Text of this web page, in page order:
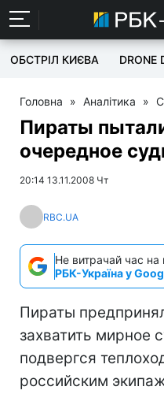
ОБСТРІЛ КИЄВА DRONE
Головна » Аналітика »
Пираты
очередное
20:14 13.11.2008 Чт
RBC.UA
Не витрачай час на
РБК-Україна у
Пираты
захватить мирное
подвергся
российским